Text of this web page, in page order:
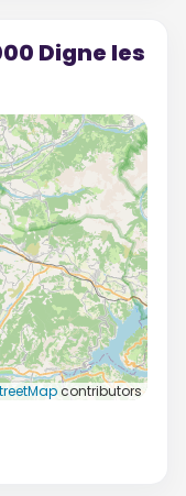
Digne les
contributors